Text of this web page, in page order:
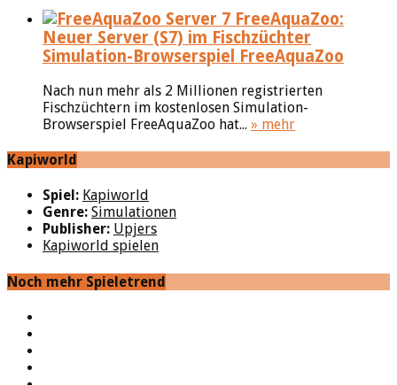
FreeAquaZoo:
Neuer Server (S7) im Fischzüchter
Simulation-Browserspiel FreeAquaZoo
Nach nun mehr als 2 Millionen registrierten
Fischzüchtern im kostenlosen Simulation-
Browserspiel FreeAquaZoo hat... » mehr
Kapiworld
Spiel: Kapiworld
Genre: Simulationen
Publisher: Upjers
Kapiworld spielen
Noch mehr Spieletrend